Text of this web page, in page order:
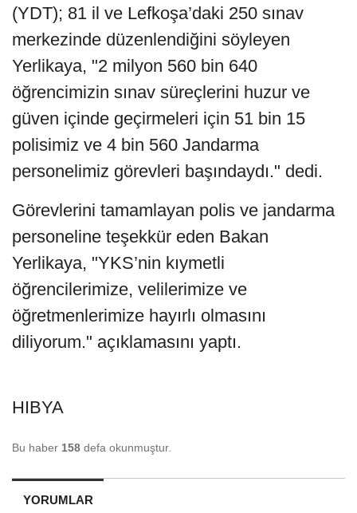
(YDT); 81 il ve Lefkoşa’daki 250 sınav
merkezinde düzenlendiğini söyleyen
Yerlikaya, "2 milyon 560 bin 640
öğrencimizin sınav süreçlerini huzur ve
güven içinde geçirmeleri için 51 bin 15
polisimiz ve 4 bin 560 Jandarma
personelimiz görevleri başındaydı." dedi.
Görevlerini tamamlayan polis ve jandarma
personeline teşekkür eden Bakan
Yerlikaya, "YKS’nin kıymetli
öğrencilerimize, velilerimize ve
öğretmenlerimize hayırlı olmasını
diliyorum." açıklamasını yaptı.
HIBYA
Bu haber 158 defa okunmuştur.
YORUMLAR